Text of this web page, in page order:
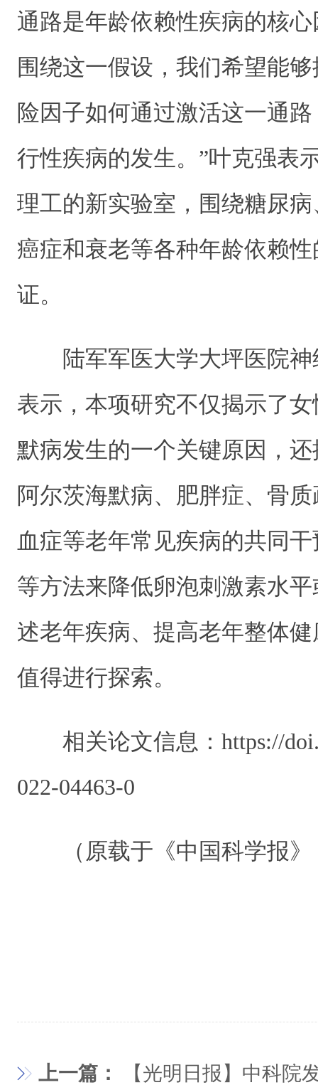
通路是年龄依赖性疾病的核
围绕这一假设，我们希望能
险因子如何通过激活这一通
行性疾病的发生。”叶克强表
理工的新实验室，围绕糖尿
癌症和衰老等各种年龄依赖
证。
陆军军医大学大坪医院神
表示，本项研究不仅揭示了
默病发生的一个关键原因，
阿尔茨海默病、肥胖症、骨
血症等老年常见疾病的共同
等方法来降低卵泡刺激素水
述老年疾病、提高老年整体
值得进行探索。
相关论文信息：https://
022-04463-0
（原载于《中国科学报》
上一篇：
【光明日报】中科院